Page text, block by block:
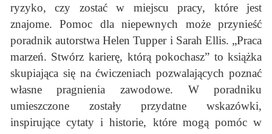
ryzyko, czy zostać w miejscu pracy, które jest
znajome. Pomoc dla niepewnych może przynieść
poradnik autorstwa Helen Tupper i Sarah Ellis. „Praca
marzeń. Stwórz karierę, którą pokochasz” to książka
skupiająca się na ćwiczeniach pozwalających poznać
własne pragnienia zawodowe. W poradniku
umieszczone zostały przydatne wskazówki,
inspirujące cytaty i historie, które mogą pomóc w